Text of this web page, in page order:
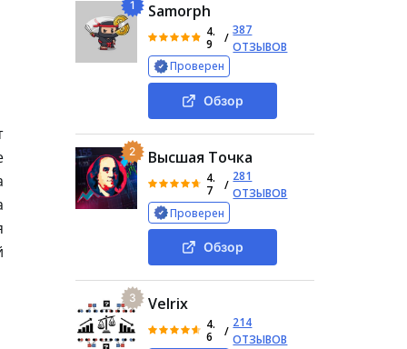
1 Samorph
4.
9
/
387
ОТЗЫВОВ
Проверен
Обзор
2 Высшая Точка
4.
7
/
281
ОТЗЫВОВ
Проверен
Обзор
3 Velrix
4.
6
/
214
ОТЗЫВОВ